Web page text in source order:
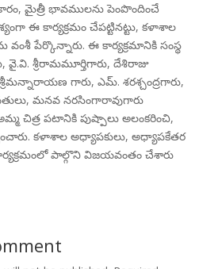
మైత్రీ భావములను పెంపొందించే
ఈ కార్యక్రమం చేపట్టినట్టు, కళాశాల
వంశీ పేర్కొన్నారు. ఈ కార్యక్రమానికి సంస్థ
వై.వి. శ్రీరామమూర్తిగారు, దేశిరాజు
గారు, ఎమ్. శరశ్చంద్రగారు,
మనవ నరసింగారావుగారు
చిత్ర పటానికి పుష్పాలు అలంకరించి,
కళాశాల అధ్యాపకులు, అధ్యాపకేతర
పాల్గొని విజయవంతం చేశారు